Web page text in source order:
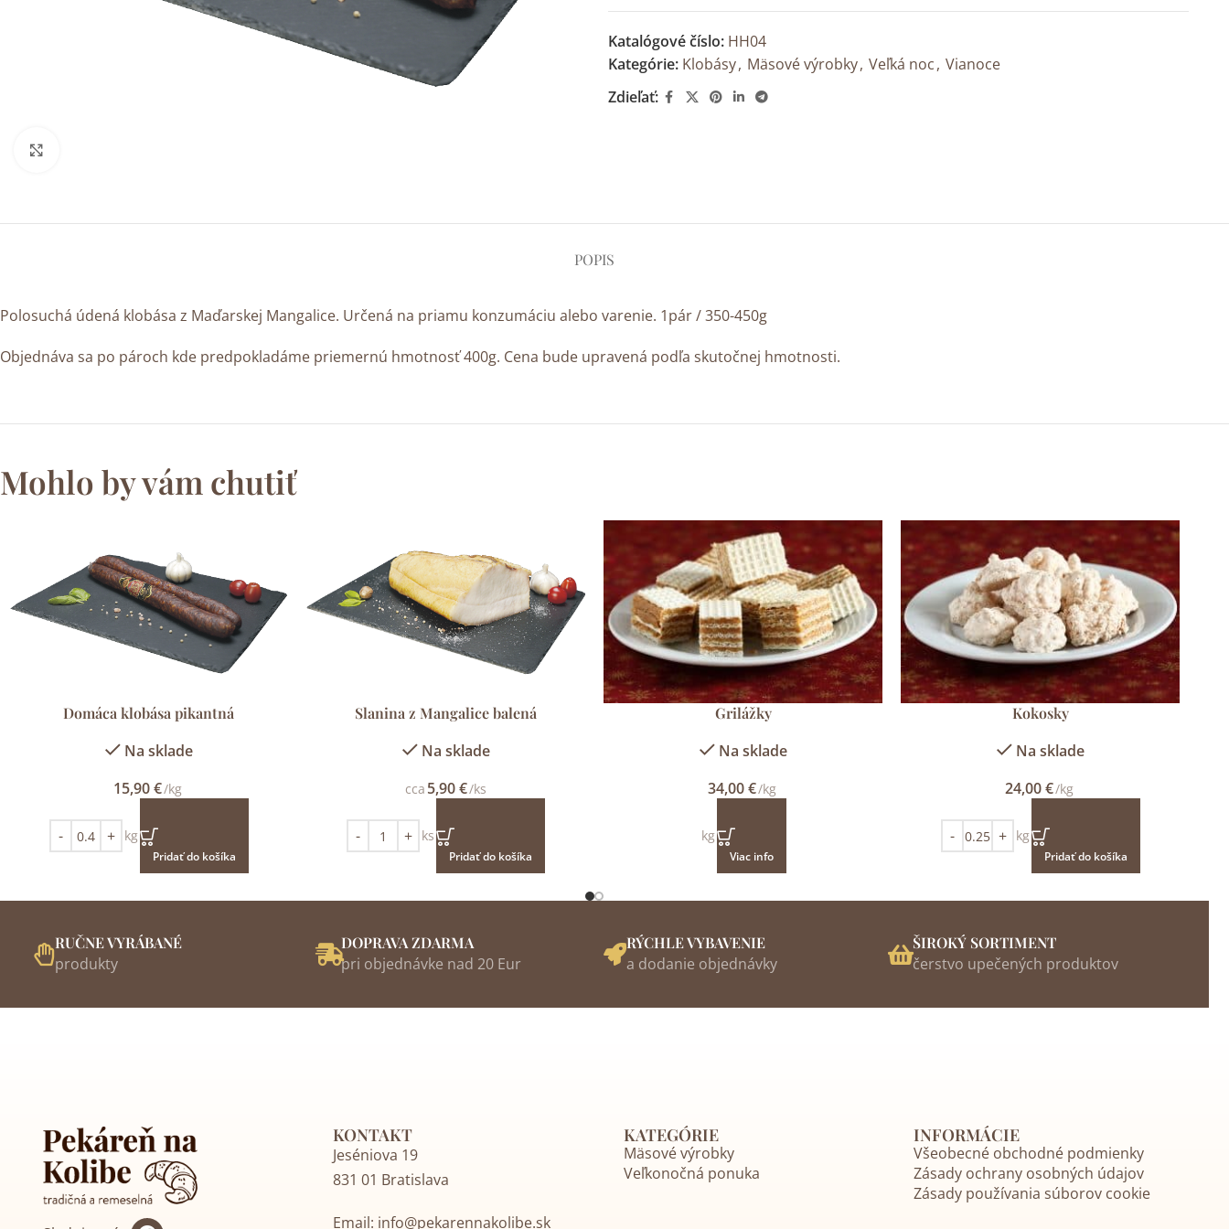
Katalógové číslo: HH04
Kategórie: Klobásy, Mäsové výrobky, Veľká noc, Vianoce
Zdieľať:
POPIS
Polosuchá údená klobása z Maďarskej Mangalice. Určená na priamu konzumáciu alebo varenie. 1pár / 350-450g
Objednáva sa po pároch kde predpokladáme priemernú hmotnosť 400g. Cena bude upravená podľa skutočnej hmotnosti.
Mohlo by vám chutiť
Domáca klobása pikantná
Na sklade
15,90€/kg
kg
Pridať do košíka
Slanina z Mangalice balená
Na sklade
cca 5,90€/ks
ks
Pridať do košíka
Grilážky
Na sklade
34,00€/kg
kg
Viac info
Kokosky
Na sklade
24,00€/kg
kg
Pridať do košíka
RUČNE VYRÁBANÉ
produkty
DOPRAVA ZDARMA
pri objednávke nad 20 Eur
RÝCHLE VYBAVENIE
a dodanie objednávky
ŠIROKÝ SORTIMENT
čerstvo upečených produktov
KONTAKT
Jeséniova 19
831 01 Bratislava
Email: info@pekarennakolibe.sk
KATEGÓRIE
Mäsové výrobky
Veľkonočná ponuka
INFORMÁCIE
Všeobecné obchodné podmienky
Zásady ochrany osobných údajov
Zásady používania súborov cookie